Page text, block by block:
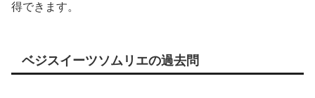
得できます。
ベジスイーツソムリエの過去問